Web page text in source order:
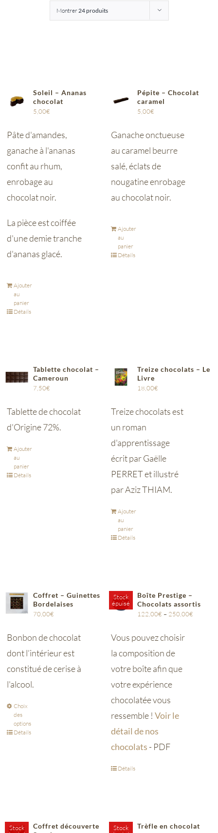
Montrer24 produits
Soleil – Ananas
chocolat
5,00€
Pâte d'amandes,
ganache à l'ananas
confit au rhum,
enrobage au
chocolat noir.
La pièce est coiffée
d'une demie tranche
d'ananas glacé.
Ajouter
au
panier
Détails
Pépite – Chocolat
caramel
5,00€
Ganache onctueuse
au caramel beurre
salé, éclats de
nougatine enrobage
au chocolat noir.
Ajouter
au
panier
Détails
Tablette chocolat –
Cameroun
7,50€
Tablette de chocolat
d'Origine 72%.
Ajouter
au
panier
Détails
Treize chocolats – Le
Livre
18,00€
Treize chocolats est
un roman
d'apprentissage
écrit par Gaëlle
PERRET et illustré
par Aziz THIAM.
Ajouter
au
panier
Détails
Coffret – Guinettes
Bordelaises
70,00€
Bonbon de chocolat
dont l’intérieur est
constitué de cerise à
l'alcool.
Choix
des
options
Détails
Stock
épuisé
Boîte Prestige –
Chocolats assortis
122,00€ – 250,00€
Vous pouvez choisir
la composition de
votre boîte afin que
votre expérience
chocolatée vous
ressemble !Voir le
détail de nos
chocolats - PDF
Détails
Stock
Coffret découverte
Stock
Trèfle en chocolat